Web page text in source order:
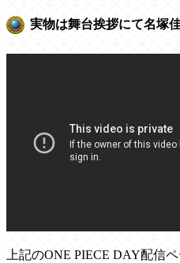
実物は舞台挨拶にて名塚
上記のONE PIECE DAY配信